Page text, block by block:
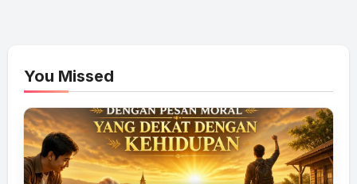
You Missed